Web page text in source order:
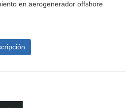
en aerogenerador offshore